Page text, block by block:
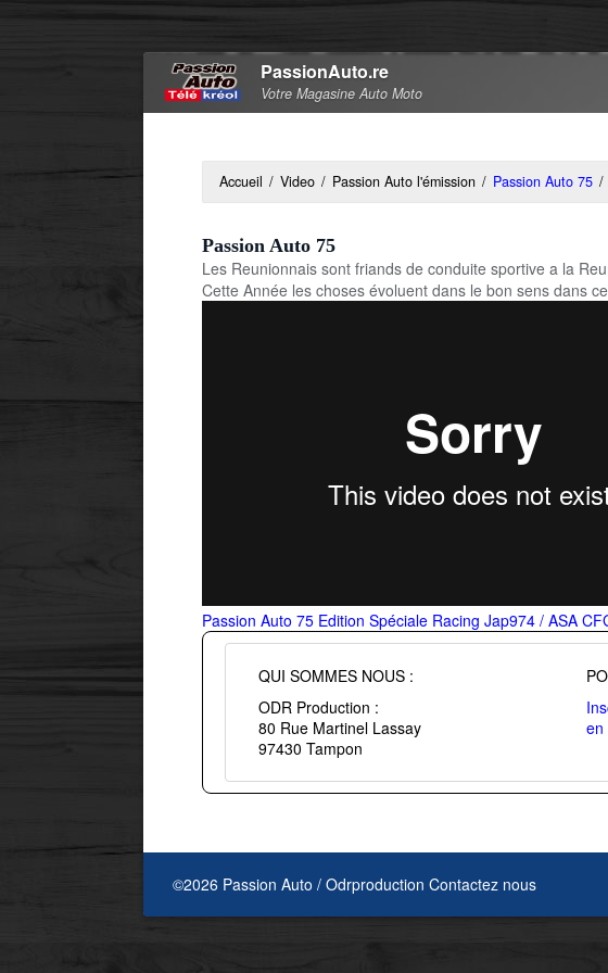
PassionAuto.re
Votre Magasine Auto Moto
Accueil / Video / Passion Auto l'émission / Passion Auto 75 /
Passion Auto 75
Les Reunionnais sont friands de conduite sportive a la
Cette Année les choses évoluent dans le bon sens dans
Passion Auto 75 Edition Spéciale Racing Jap974 / ASA
QUI SOMMES NOUS :
ODR Production :
80 Rue Martinel Lassay
97430 Tampon
©2026 Passion Auto / Odrproduction Contactez nous